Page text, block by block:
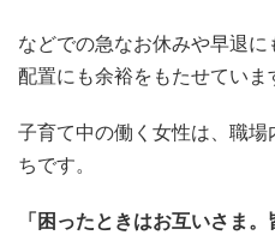
などでの急なお休みや早退
配置にも余裕をもたせていま
子育て中の働く女性は、職
ちです。
「困ったときはお互いさま。